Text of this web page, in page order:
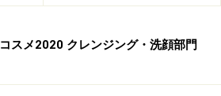
がランクイン。「アミノ酸系保湿
し、濃密な潤いをダイレクトにプ
ッチなテクスチャーで、乾燥や肌
優しくアプローチします。
スメ2020 クレンジング・洗顔部門